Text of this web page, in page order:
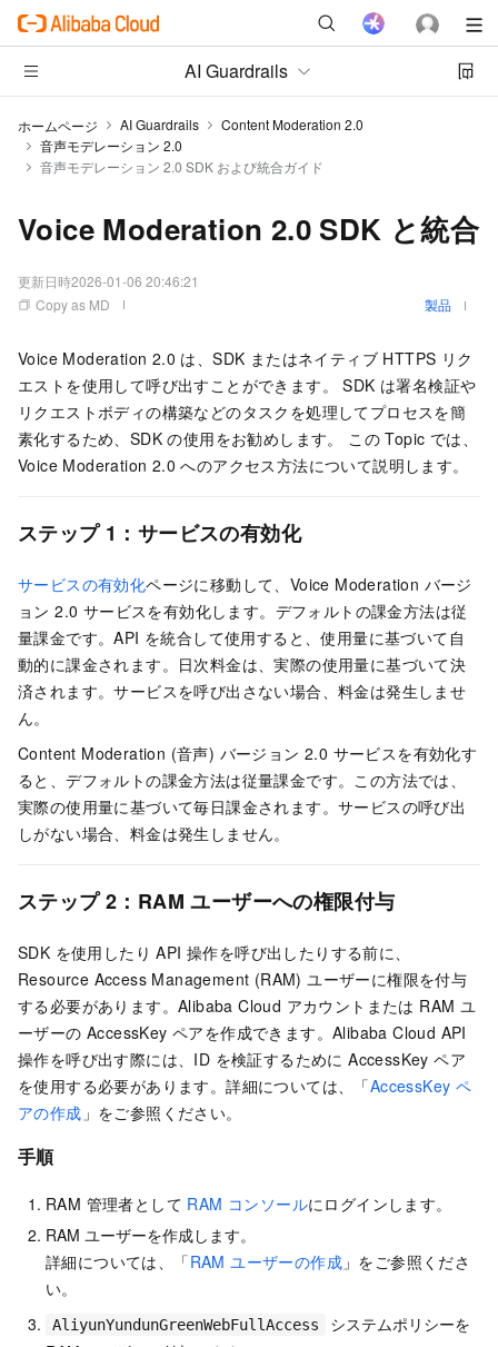
AI Guardrails
ホームページ AI Guardrails
Content Moderation 2.0
音声モデレーション 2.0
音声モデレーション 2.0 SDK および統合ガイド
Voice Moderation 2.0 SDK と統合
更新日時2026-01-06 20:46:21
Copy as MD
製品
Voice Moderation 2.0 は、SDK またはネイティブ HTTPS リク
エストを使用して呼び出すことができます。 SDK は署名検証や
リクエストボディの構築などのタスクを処理してプロセスを簡
素化するため、SDK の使用をお勧めします。 この Topic では、
Voice Moderation 2.0 へのアクセス方法について説明します。
ステップ 1：サービスの有効化
サービスの有効化ページに移動して、Voice Moderation バージ
ョン 2.0 サービスを有効化します。デフォルトの課金方法は従
量課金です。API を統合して使用すると、使用量に基づいて自
動的に課金されます。日次料金は、実際の使用量に基づいて決
済されます。サービスを呼び出さない場合、料金は発生しませ
ん。
Content Moderation (音声) バージョン 2.0 サービスを有効化す
ると、デフォルトの課金方法は従量課金です。この方法では、
実際の使用量に基づいて毎日課金されます。サービスの呼び出
しがない場合、料金は発生しません。
ステップ 2：RAM ユーザーへの権限付与
SDK を使用したり API 操作を呼び出したりする前に、
Resource Access Management (RAM) ユーザーに権限を付与
する必要があります。Alibaba Cloud アカウントまたは RAM ユ
ーザーの AccessKey ペアを作成できます。Alibaba Cloud API
操作を呼び出す際には、ID を検証するために AccessKey ペア
を使用する必要があります。詳細については、「AccessKey ペ
アの作成 」をご参照ください。
手順
RAM 管理者として RAM コンソールにログインします。
RAM ユーザーを作成します。
詳細については、「RAM ユーザーの作成 」をご参照くださ
い。
AliyunYundunGreenWebFullAccess
システムポリシーを